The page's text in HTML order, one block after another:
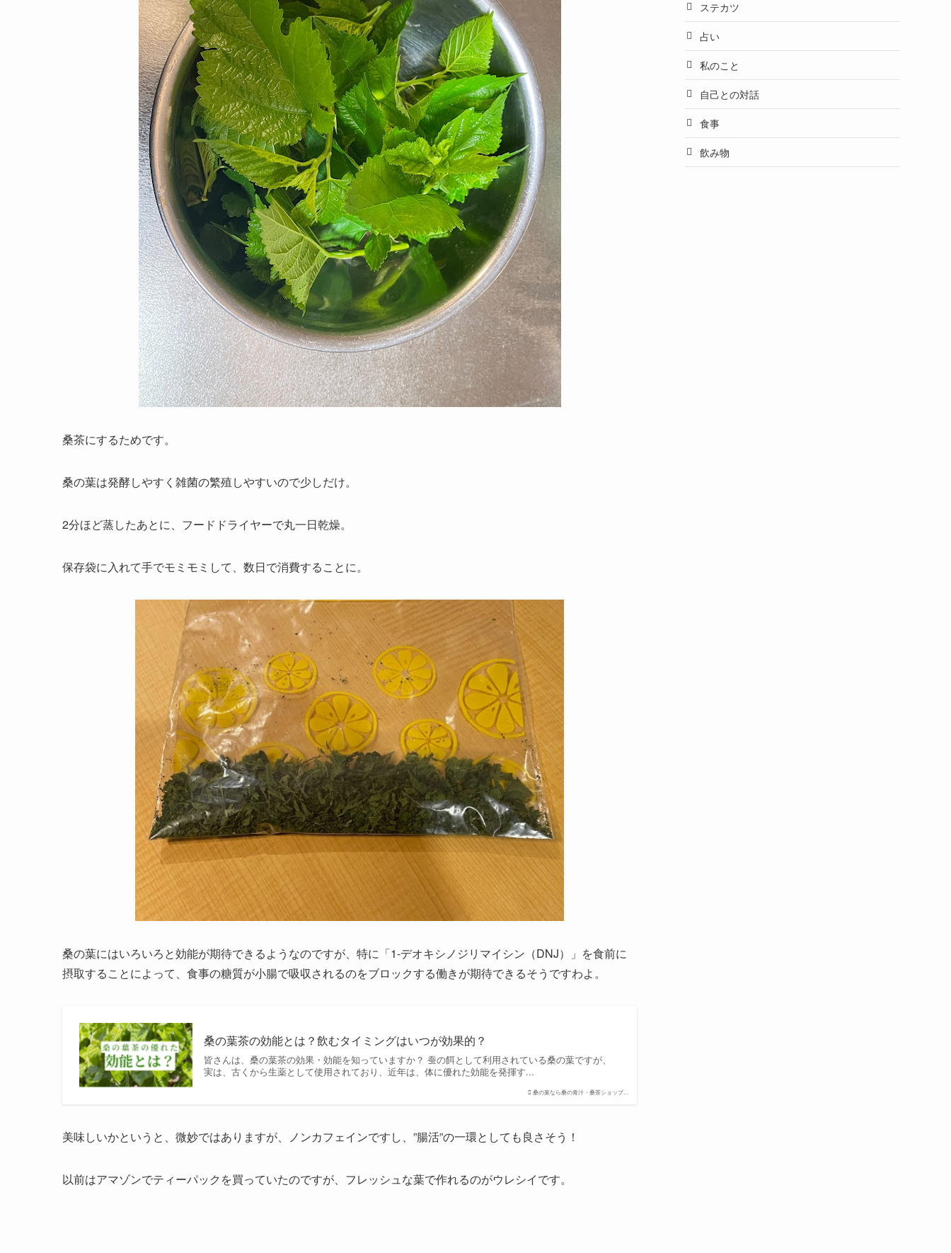
桑茶にするためです。
桑の葉は発酵しやすく雑菌の繁殖しやすいので少しだけ。
2分ほど蒸したあとに、フードドライヤーで丸一日乾燥。
保存袋に入れて手でモミモミして、数日で消費することに。
桑の葉にはいろいろと効能が期待できるようなのですが、特に「1-デオキシノジリマイシン（DNJ）」を食前に
摂取することによって、食事の糖質が小腸で吸収されるのをブロックする働きが期待できるそうですわよ。
桑の葉なら桑の青汁・桑茶ショップ...
桑の葉茶の効能とは？飲むタイミングはいつが効果的？
皆さんは、桑の葉茶の効果・効能を知っていますか？ 蚕の餌として利用されている桑の葉ですが、
実は、古くから生薬として使用されており、近年は、体に優れた効能を発揮す...
美味しいかというと、微妙ではありますが、ノンカフェインですし、”腸活”の一環としても良さそう！
以前はアマゾンでティーパックを買っていたのですが、フレッシュな葉で作れるのがウレシイです。
ステカツ
占い
私のこと
自己との対話
食事
飲み物